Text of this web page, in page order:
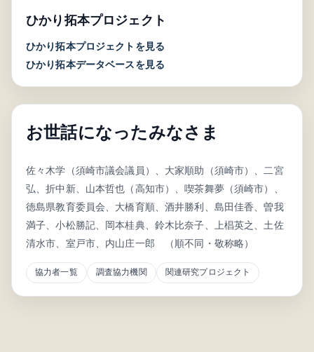
ひかり拓本プロジェクト
ひかり拓本プロジェクトを見る
ひかり拓本データベースを見る
お世話になったみなさま
佐々木学（須崎市議会議員）、大家順助（須崎市）、二宮
弘、折中新、山本哲也（高知市）、喫茶舞夢（須崎市）、
徳島県教育委員会、大橋育順、酒井勝利、島田佳香、曽我
満子、小松勝記、岡本桂典、鈴木比奈子、上椙英之、土佐
清水市、室戸市、内山庄一郎 （順不同・敬称略）
協力者一覧 調査協力機関 関連研究プロジェクト